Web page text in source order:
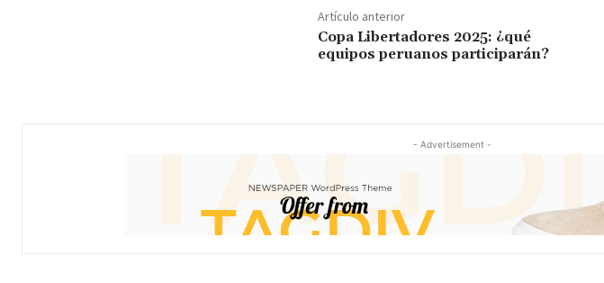
Artículo anterior
Copa Libertadores 2025: ¿qué
equipos peruanos participarán?
- Advertisement -